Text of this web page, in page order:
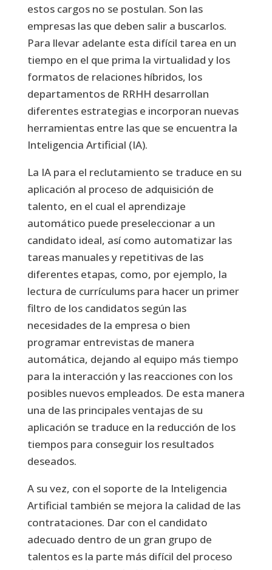
estos cargos no se postulan. Son las
empresas las que deben salir a buscarlos.
Para llevar adelante esta difícil tarea en un
tiempo en el que prima la virtualidad y los
formatos de relaciones híbridos, los
departamentos de RRHH desarrollan
diferentes estrategias e incorporan nuevas
herramientas entre las que se encuentra la
Inteligencia Artificial (IA).
La IA para el reclutamiento se traduce en su
aplicación al proceso de adquisición de
talento, en el cual el aprendizaje
automático puede preseleccionar a un
candidato ideal, así como automatizar las
tareas manuales y repetitivas de las
diferentes etapas, como, por ejemplo, la
lectura de currículums para hacer un primer
filtro de los candidatos según las
necesidades de la empresa o bien
programar entrevistas de manera
automática, dejando al equipo más tiempo
para la interacción y las reacciones con los
posibles nuevos empleados. De esta manera
una de las principales ventajas de su
aplicación se traduce en la reducción de los
tiempos para conseguir los resultados
deseados.
A su vez, con el soporte de la Inteligencia
Artificial también se mejora la calidad de las
contrataciones. Dar con el candidato
adecuado dentro de un gran grupo de
talentos es la parte más difícil del proceso